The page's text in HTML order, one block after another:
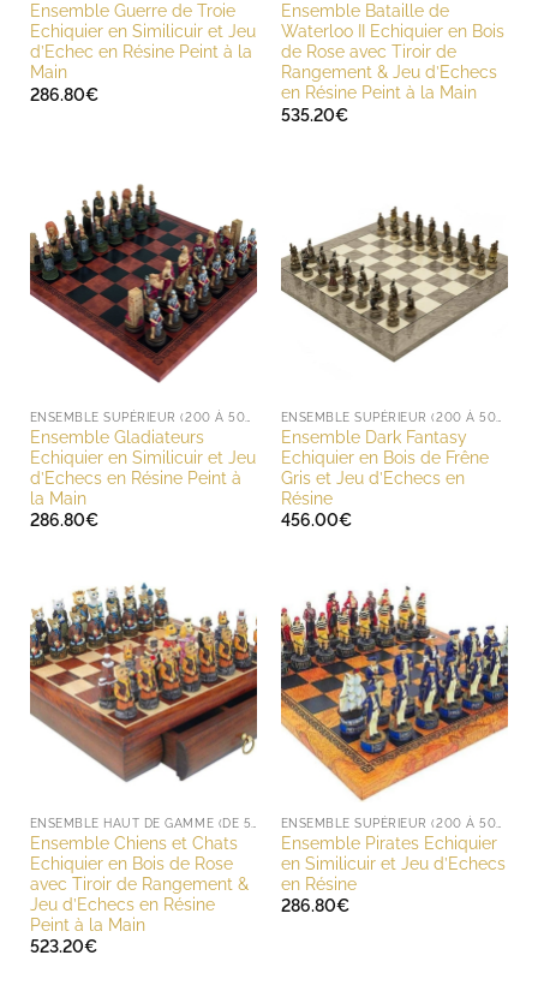
Ensemble Guerre de Troie
Echiquier en Similicuir et Jeu
d’Echec en Résine Peint à la
Main
286.80€
Ensemble Bataille de
Waterloo II Echiquier en Bois
de Rose avec Tiroir de
Rangement & Jeu d’Echecs
en Résine Peint à la Main
535.20€
Ensemble Gladiateurs
Echiquier en Similicuir et Jeu
d’Echecs en Résine Peint à
la Main
286.80€
Ensemble Dark Fantasy
Echiquier en Bois de Frêne
Gris et Jeu d’Echecs en
Résine
456.00€
Ensemble Chiens et Chats
Echiquier en Bois de Rose
avec Tiroir de Rangement &
Jeu d’Echecs en Résine
Peint à la Main
523.20€
Ensemble Pirates Echiquier
en Similicuir et Jeu d’Echecs
en Résine
286.80€